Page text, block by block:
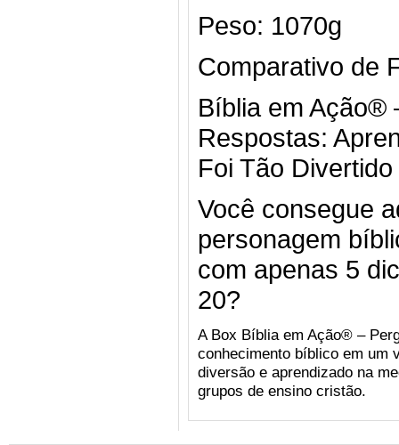
Peso: 1070g
Comparativo de
Bíblia em Ação®
Respostas:
Foi Tão Divertido
Você consegue
personagem
com apenas 5
20?
A Box Bíblia em Ação® –
conhecimento bíblico em um
diversão e aprendizado na
grupos de ensino cristão.